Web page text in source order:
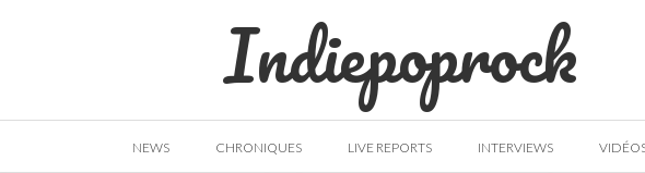
Indiepoprock
NEWS CHRONIQUES LIVE REPORTS INTERVIEWS